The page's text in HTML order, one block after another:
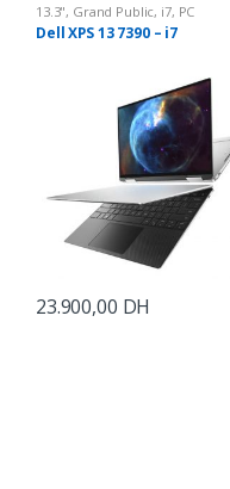
13.3", Grand Public, i7, PC
Portable
Dell XPS 13 7390 – i7
23.900,00 DH